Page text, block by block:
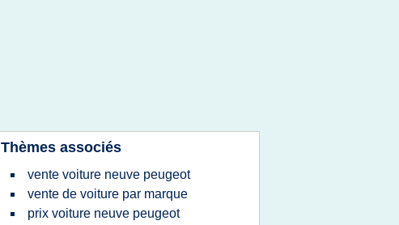
Thèmes associés
vente voiture neuve peugeot
vente de voiture par marque
prix voiture neuve peugeot